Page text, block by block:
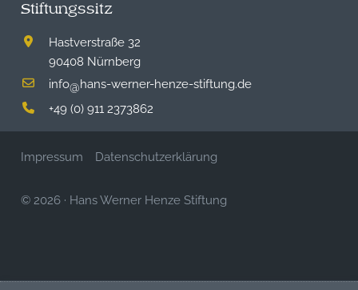
Stiftungssitz
Hastverstraße 32
90408 Nürnberg
info@hans-werner-henze-stiftung.de
+49 (0) 911 2373862
Impressum Datenschutzerklärung
© 2026 · Hans Werner Henze Stiftung